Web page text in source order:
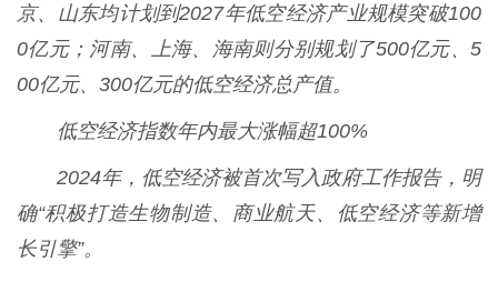
京、山东均计划到2027年低空经济产业规模突破100
0亿元；河南、上海、海南则分别规划了500亿元、5
00亿元、300亿元的低空经济总产值。
低空经济指数年内最大涨幅超100%
2024年，低空经济被首次写入政府工作报告，明
确“积极打造生物制造、商业航天、低空经济等新增
长引擎”。